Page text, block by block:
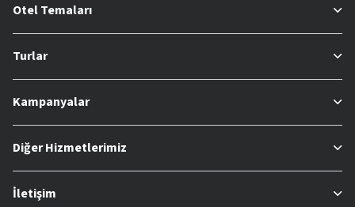
Otel Temaları
Turlar
Kampanyalar
Diğer Hizmetlerimiz
İletişim